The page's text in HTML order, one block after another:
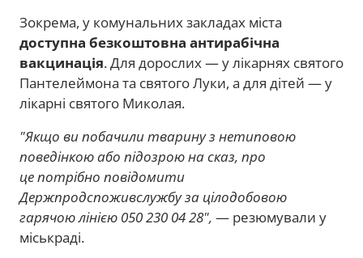
Зокрема, у комунальних закладах міста
доступна безкоштовна антирабічна
вакцинація. Для дорослих — у лікарнях святого
Пантелеймона та святого Луки, а для дітей — у
лікарні святого Миколая.
"Якщо ви побачили тварину з нетиповою
поведінкою або підозрою на сказ, про
це потрібно повідомити
Держпродспоживслужбу за цілодобовою
гарячою лінією 050 230 04 28", — резюмували у
міськраді.